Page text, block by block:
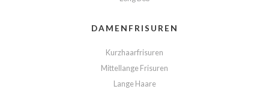
DAMENFRISUREN
Kurzhaarfrisuren
Mittellange Frisuren
Lange Haare